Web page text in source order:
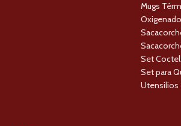
Mugs
Set
Set para
Utensilios